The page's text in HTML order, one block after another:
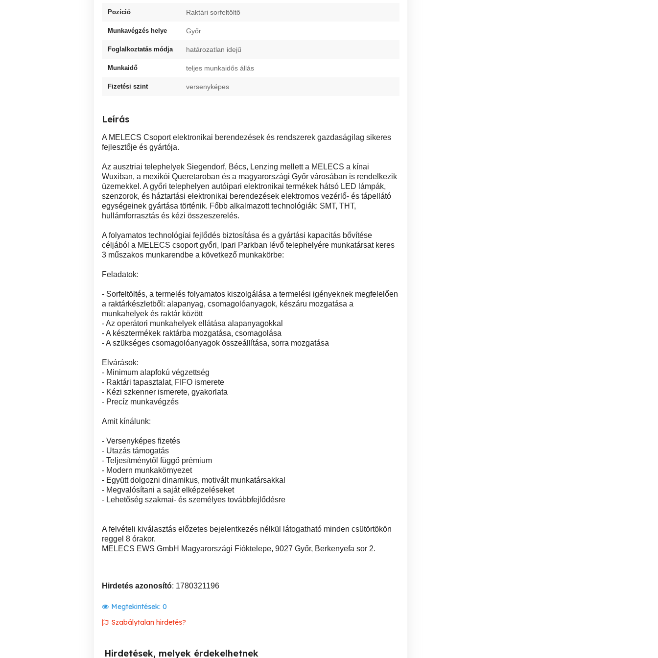
Pozíció Raktári sorfeltöltő
Munkavégzés helye Győr
Foglalkoztatás módja határozatlan idejű
Munkaidő teljes munkaidős állás
Fizetési szint versenyképes
Leírás
A MELECS Csoport elektronikai berendezések és rendszerek gazdaságilag sikeres
fejlesztője és gyártója.
Az ausztriai telephelyek Siegendorf, Bécs, Lenzing mellett a MELECS a kínai
Wuxiban, a mexikói Queretaroban és a magyarországi Győr városában is rendelkezik
üzemekkel. A győri telephelyen autóipari elektronikai termékek hátsó LED lámpák,
szenzorok, és háztartási elektronikai berendezések elektromos vezérlő- és tápellátó
egységeinek gyártása történik. Főbb alkalmazott technológiák: SMT, THT,
hullámforrasztás és kézi összeszerelés.
A folyamatos technológiai fejlődés biztosítása és a gyártási kapacitás bővítése
céljából a MELECS csoport győri, Ipari Parkban lévő telephelyére munkatársat keres
3 műszakos munkarendbe a következő munkakörbe:
Feladatok:
- Sorfeltöltés, a termelés folyamatos kiszolgálása a termelési igényeknek megfelelően
a raktárkészletből: alapanyag, csomagolóanyagok, készáru mozgatása a
munkahelyek és raktár között
- Az operátori munkahelyek ellátása alapanyagokkal
- A késztermékek raktárba mozgatása, csomagolása
- A szükséges csomagolóanyagok összeállítása, sorra mozgatása
Elvárások:
- Minimum alapfokú végzettség
- Raktári tapasztalat, FIFO ismerete
- Kézi szkenner ismerete, gyakorlata
- Precíz munkavégzés
Amit kínálunk:
- Versenyképes fizetés
- Utazás támogatás
- Teljesítménytől függő prémium
- Modern munkakörnyezet
- Együtt dolgozni dinamikus, motivált munkatársakkal
- Megvalósítani a saját elképzeléseket
- Lehetőség szakmai- és személyes továbbfejlődésre
A felvételi kiválasztás előzetes bejelentkezés nélkül látogatható minden csütörtökön
reggel 8 órakor.
MELECS EWS GmbH Magyarországi Fióktelepe, 9027 Győr, Berkenyefa sor 2.
Hirdetés azonosító: 1780321196
Megtekintések: 0
Szabálytalan hirdetés?
Hirdetések, melyek érdekelhetnek